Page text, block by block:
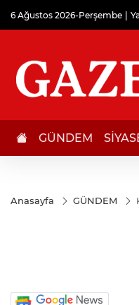
6 Ağustos 2026-Perşembe
GÜNDEM
Anasayfa GÜNDEM